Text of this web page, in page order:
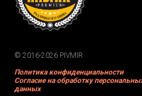
© 2016-2026 PIVMIR
Политика конфиденциальности
Согласие на обработку
данных